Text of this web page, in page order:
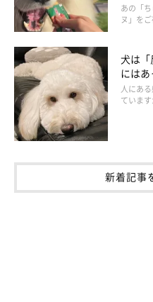
エールくん（オス・2才／コーギー
ちり！ゴミ拾いの間はきちんと「マ
んがいるせいなのか、いつもより
あの「
ヌ」を
犬は
には
人にあ
ていま
新着記事